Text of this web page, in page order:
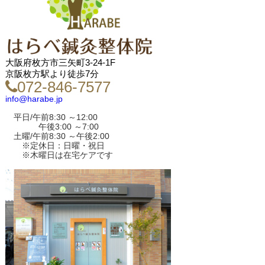
大阪府枚方市三矢町3-24-1F
京阪枚方駅より徒歩7分
072-846-7577
info@harabe.jp
平日/午前8:30 ～12:00
午後3:00 ～7:00
土曜/午前8:30 ～午後2:00
※定休日：日曜・祝日
※木曜日は在宅ケアです